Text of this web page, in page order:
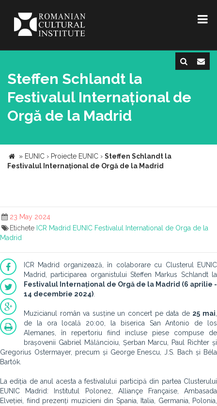
Steffen Schlandt la
Festivalul Internațional de
Orgă de la Madrid
» EUNIC › Proiecte EUNIC › Steffen Schlandt la
Festivalul Internațional de Orgă de la Madrid
23 May 2024
Etichete ICR Madrid EUNIC Festivalul International de Orga de la
Madrid
ICR Madrid organizează, în colaborare cu Clusterul EUNIC
Madrid, participarea organistului Steffen Markus Schlandt la
Festivalul Internațional de Orgă de la Madrid (6 aprilie -
14 decembrie 2024)
Muzicianul român va susține un concert pe data de 25 mai
de la ora locală 20:00, la biserica San Antonio de los
Alemanes, în repertoriu fiind incluse piese compuse de
brașovenii Gabriel Mălăncioiu, Șerban Marcu, Paul Richter și
Gregorius Ostermayer, precum și George Enescu, J.S. Bach și Béla
Bartók.
La ediția de anul acesta a festivalului participă din partea Clusterului
EUNIC Madrid: Institutul Polonez, Alliançe Française, Ambasada
Elveției, fiind prezenți muzicieni din Spania, Italia, Germania, Polonia,